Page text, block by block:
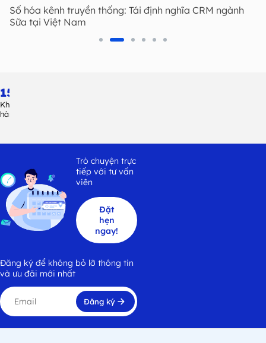
Giải pháp giao tiếp một chạm với nhà bán lẻ
Số hóa kênh truyền thống: Tái định nghĩa CRM ngành
Sữa tại Việt Nam
150
Khách
hàng
Trò chuyện trực
tiếp với tư vấn
viên
Đặt
hẹn
ngay!
Đăng ký để không bỏ lỡ thông tin
và ưu đãi mới nhất
Đăng ký